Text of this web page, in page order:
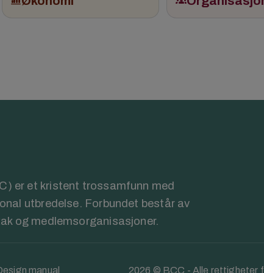
er et kristent trossamfunn med
utbredelse. Forbundet består av
og medlemsorganisasjoner.
manual 2026 © BCC - Alle rettigheter